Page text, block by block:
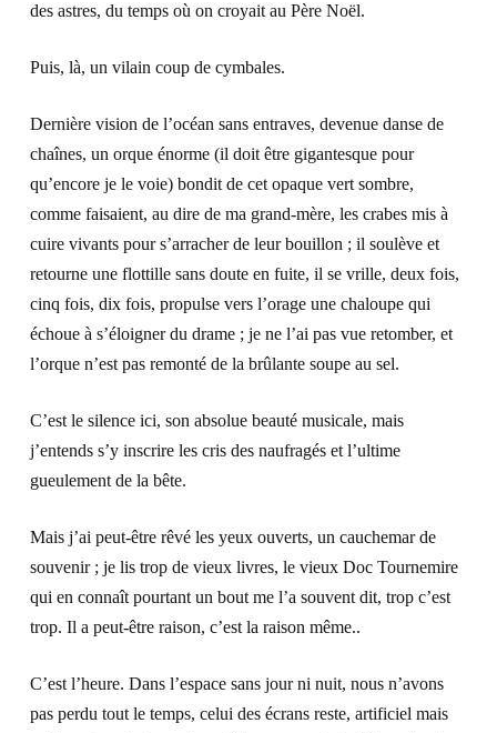
des astres, du temps où on croyait au Père Noël.
Puis, là, un vilain coup de cymbales.
Dernière vision de l’océan sans entraves, devenue danse de
chaînes, un orque énorme (il doit être gigantesque pour
qu’encore je le voie) bondit de cet opaque vert sombre,
comme faisaient, au dire de ma grand-mère, les crabes mis à
cuire vivants pour s’arracher de leur bouillon ; il soulève et
retourne une flottille sans doute en fuite, il se vrille, deux fois,
cinq fois, dix fois, propulse vers l’orage une chaloupe qui
échoue à s’éloigner du drame ; je ne l’ai pas vue retomber, et
l’orque n’est pas remonté de la brûlante soupe au sel.
C’est le silence ici, son absolue beauté musicale, mais
j’entends s’y inscrire les cris des naufragés et l’ultime
gueulement de la bête.
Mais j’ai peut-être rêvé les yeux ouverts, un cauchemar de
souvenir ; je lis trop de vieux livres, le vieux Doc Tournemire
qui en connaît pourtant un bout me l’a souvent dit, trop c’est
trop. Il a peut-être raison, c’est la raison même..
C’est l’heure. Dans l’espace sans jour ni nuit, nous n’avons
pas perdu tout le temps, celui des écrans reste, artificiel mais